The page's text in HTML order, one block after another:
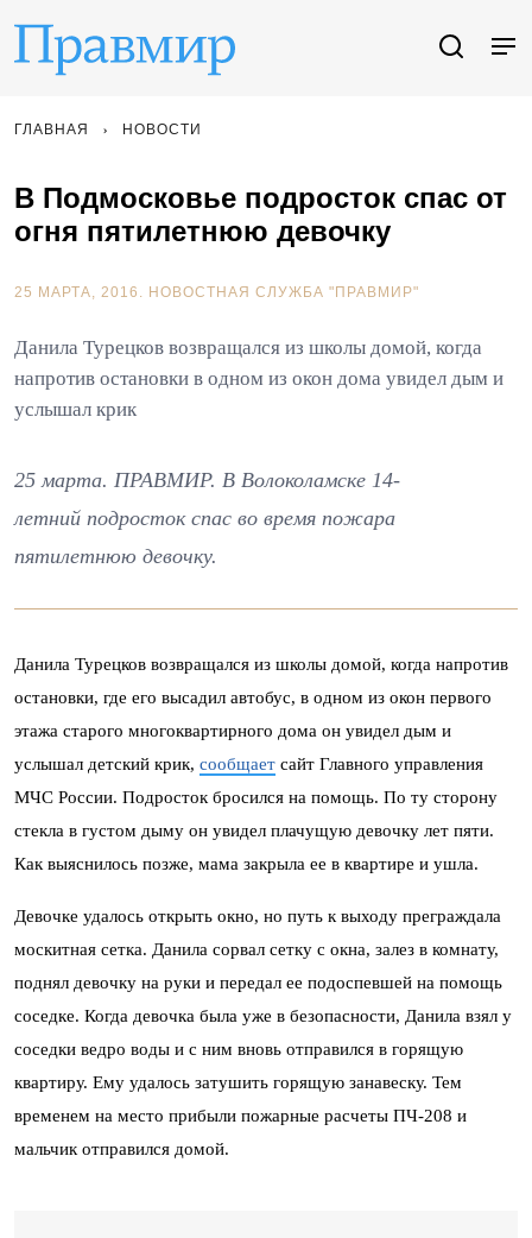
ГЛАВНАЯ НОВОСТИ
В Подмосковье подросток спас от
огня пятилетнюю девочку
25 МАРТА, 2016. НОВОСТНАЯ СЛУЖБА "ПРАВМИР"
Данила Турецков возвращался из школы домой, когда
напротив остановки в одном из окон дома увидел дым и
услышал крик
25 марта. ПРАВМИР. В Волоколамске 14-
летний подросток спас во время пожара
пятилетнюю девочку.
Данила Турецков возвращался из школы домой, когда напротив
остановки, где его высадил автобус, в одном из окон первого
этажа старого многоквартирного дома он увидел дым и
услышал детский крик, сообщает сайт Главного управления
МЧС России. Подросток бросился на помощь. По ту сторону
стекла в густом дыму он увидел плачущую девочку лет пяти.
Как выяснилось позже, мама закрыла ее в квартире и ушла.
Девочке удалось открыть окно, но путь к выходу преграждала
москитная сетка. Данила сорвал сетку с окна, залез в комнату,
поднял девочку на руки и передал ее подоспевшей на помощь
соседке. Когда девочка была уже в безопасности, Данила взял у
соседки ведро воды и с ним вновь отправился в горящую
квартиру. Ему удалось затушить горящую занавеску. Тем
временем на место прибыли пожарные расчеты ПЧ-208 и
мальчик отправился домой.